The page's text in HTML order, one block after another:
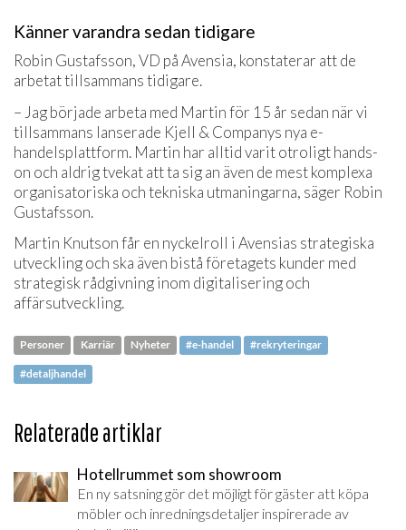
Känner varandra sedan tidigare
Robin Gustafsson, VD på Avensia, konstaterar att de
arbetat tillsammans tidigare.
– Jag började arbeta med Martin för 15 år sedan när vi
tillsammans lanserade Kjell & Companys nya e-
handelsplattform. Martin har alltid varit otroligt hands-
on och aldrig tvekat att ta sig an även de mest komplexa
organisatoriska och tekniska utmaningarna, säger Robin
Gustafsson.
Martin Knutson får en nyckelroll i Avensias strategiska
utveckling och ska även bistå företagets kunder med
strategisk rådgivning inom digitalisering och
affärsutveckling.
Personer Karriär Nyheter #e-handel #rekryteringar
#detaljhandel
Relaterade artiklar
Hotellrummet som showroom
En ny satsning gör det möjligt för gäster att köpa
möbler och inredningsdetaljer inspirerade av